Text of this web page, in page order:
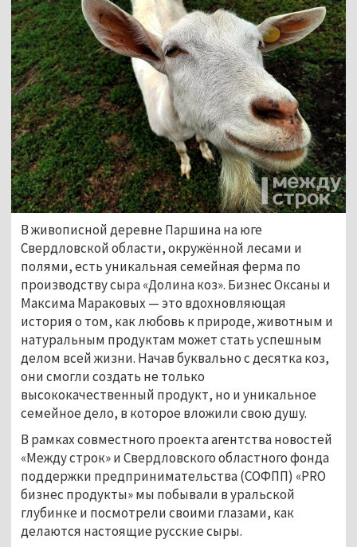
В живописной деревне Паршина на юге
Свердловской области, окружённой лесами и
полями, есть уникальная семейная ферма по
производству сыра «Долина коз». Бизнес Оксаны и
Максима Мараковых — это вдохновляющая
история о том, как любовь к природе, животным и
натуральным продуктам может стать успешным
делом всей жизни. Начав буквально с десятка коз,
они смогли создать не только
высококачественный продукт, но и уникальное
семейное дело, в которое вложили свою душу.
В рамках совместного проекта агентства новостей
«Между строк» и Свердловского областного фонда
поддержки предпринимательства (СОФПП) «PRO
бизнес продукты» мы побывали в уральской
глубинке и посмотрели своими глазами, как
делаются настоящие русские сыры.